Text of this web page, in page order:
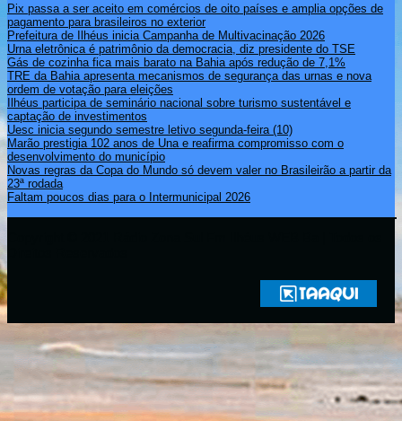
Pix passa a ser aceito em comércios de oito países e amplia opções de
pagamento para brasileiros no exterior
Prefeitura de Ilhéus inicia Campanha de Multivacinação 2026
Urna eletrônica é patrimônio da democracia, diz presidente do TSE
Gás de cozinha fica mais barato na Bahia após redução de 7,1%
TRE da Bahia apresenta mecanismos de segurança das urnas e nova
ordem de votação para eleições
Ilhéus participa de seminário nacional sobre turismo sustentável e
captação de investimentos
Uesc inicia segundo semestre letivo segunda-feira (10)
Marão prestigia 102 anos de Una e reafirma compromisso com o
desenvolvimento do município
Novas regras da Copa do Mundo só devem valer no Brasileirão a partir da
23ª rodada
Faltam poucos dias para o Intermunicipal 2026